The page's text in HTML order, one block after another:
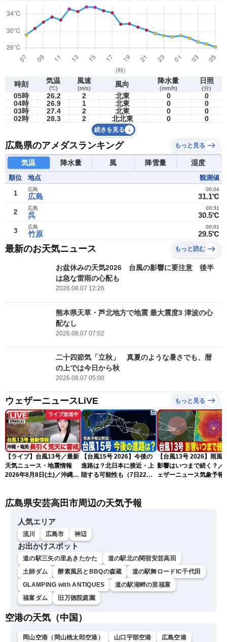
時刻 気温
(℃)
風速
(m/s) 風向 降水量
(mm/h)
日照
(分)
05時 26.2 2 北東 0
0
04時
26.9 1 北東 0
0
03時
27.4 2 北東 0
0
02時
28.3 2 北北東 0 0
続きを見る
広島県のアメダスランキング もっと見る
気温 降水量 風 降雪量 湿度
順位 地点 観測値
1 広島
広島
31.1℃
00:04
2 呉
広島
30.5℃
00:31
3 竹原
広島
29.5℃
00:01
最新のお天気ニュース もっと読む
お盆休みの天気2026 台風の影響に要注意 後半
は急な雷雨の心配も
2026.08.07 12:26
熊本県天草・芦北地方で地震 最大震度3 津波の心
配なし
2026.08.07 07:02
二十四節気「立秋」 真夏のような暑さでも、暦
の上では今日から秋
2026.08.07 05:00
ウェザーニュースLiVE もっと見る
ライブ放送中
【ライブ】台風13号／最新
天気ニュース・地震情報
2026年8月8日(土)／沖縄・
〈ウェザーニュースLiVEモ
剛央〉
【台風15号 2026】今後の
進路は？北日本に接近・上
陸する可能性も（7日22時
【台風13号 2026】雨風
影響はいつまで続く？／
ェザーニュース気象予報
広島県安芸高田市周辺の天気予報
人気エリア
流川 広島市 神辺
お出かけスポット
道の駅三矢の里あきたかた
道の駅北の関宿安芸高田
土師ダム
酵素風呂とBBQの森蔵
道の駅舞ロードIC千代田
GLAMPING with ANTIQUES
道の駅湖畔の里福富
福富ダム
旧万徳院庭園
空港の天気（中国）
岡山空港（岡山桃太郎空港） 山口宇部空港 広島空港